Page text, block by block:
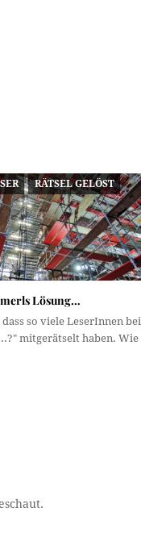
RÄTSEL GELÖST
Lösung…
so viele LeserInnen bei
mitgerätselt haben. Wie